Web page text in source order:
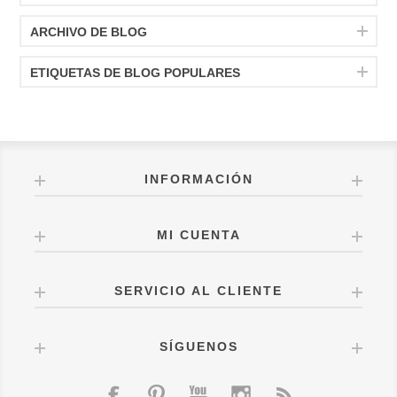
ARCHIVO DE BLOG
ETIQUETAS DE BLOG POPULARES
INFORMACIÓN
MI CUENTA
SERVICIO AL CLIENTE
SÍGUENOS